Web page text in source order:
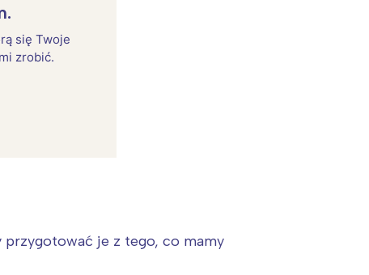
się Twoje
zrobić.
je z tego, co mamy